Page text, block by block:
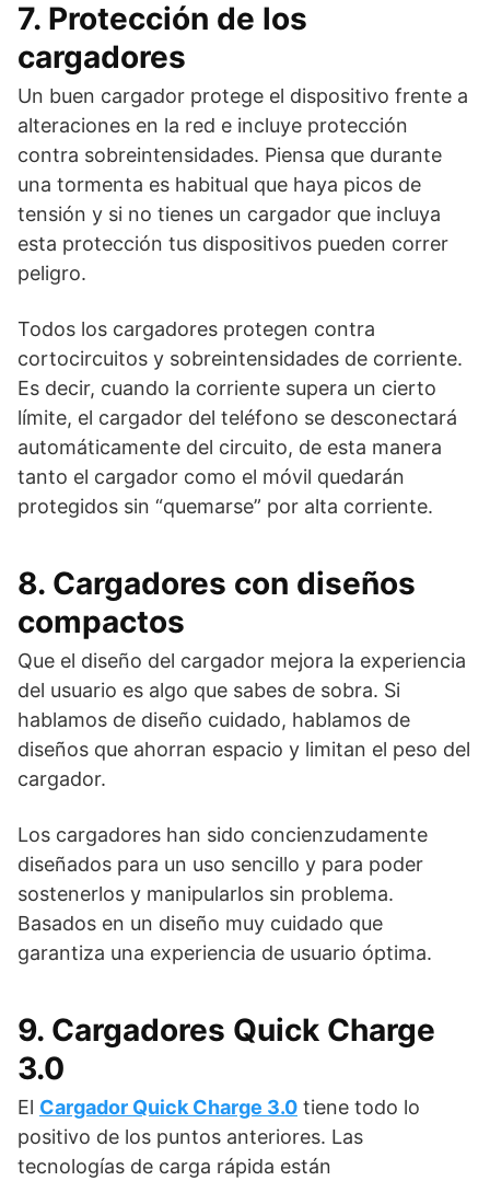
7. Protección de los
cargadores
Un buen cargador protege el dispositivo frente a
alteraciones en la red e incluye protección
contra sobreintensidades. Piensa que durante
una tormenta es habitual que haya picos de
tensión y si no tienes un cargador que incluya
esta protección tus dispositivos pueden correr
peligro.
Todos los cargadores protegen contra
cortocircuitos y sobreintensidades de corriente.
Es decir, cuando la corriente supera un cierto
límite, el cargador del teléfono se desconectará
automáticamente del circuito, de esta manera
tanto el cargador como el móvil quedarán
protegidos sin “quemarse” por alta corriente.
8. Cargadores con diseños
compactos
Que el diseño del cargador mejora la experiencia
del usuario es algo que sabes de sobra. Si
hablamos de diseño cuidado, hablamos de
diseños que ahorran espacio y limitan el peso del
cargador.
Los cargadores han sido concienzudamente
diseñados para un uso sencillo y para poder
sostenerlos y manipularlos sin problema.
Basados en un diseño muy cuidado que
garantiza una experiencia de usuario óptima.
9. Cargadores Quick Charge
3.0
El Cargador Quick Charge 3.0 tiene todo lo
positivo de los puntos anteriores. Las
tecnologías de carga rápida están